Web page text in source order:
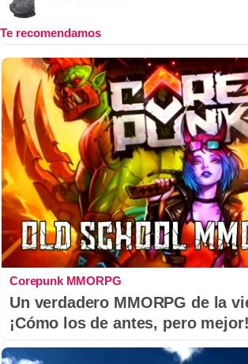
Corepunk MMORPG
Un verdadero MMORPG de la
¡Cómo los de antes, pero mejor!